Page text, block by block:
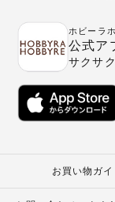
ホビーラ
公式ア
サクサ
お買い物ガイ